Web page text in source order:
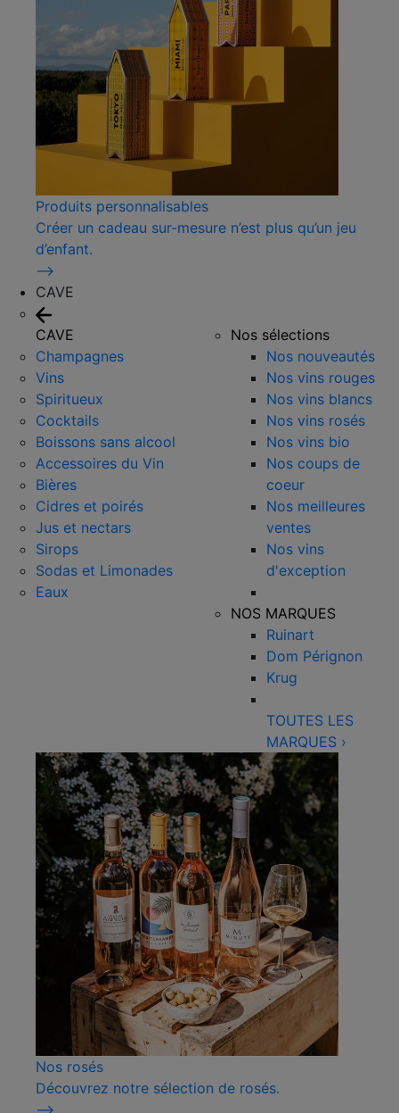
Produits personnalisables
Créer un cadeau sur-mesure n’est plus qu’un jeu
d’enfant.
⟶
CAVE
CAVE
Champagnes
Vins
Spiritueux
Cocktails
Boissons sans alcool
Accessoires du Vin
Bières
Cidres et poirés
Jus et nectars
Sirops
Sodas et Limonades
Eaux
Nos sélections
Nos nouveautés
Nos vins rouges
Nos vins blancs
Nos vins rosés
Nos vins bio
Nos coups de
coeur
Nos meilleures
ventes
Nos vins
d'exception
NOS MARQUES
Ruinart
Dom Pérignon
Krug
TOUTES LES
MARQUES ›
Nos rosés
Découvrez notre sélection de rosés.
⟶